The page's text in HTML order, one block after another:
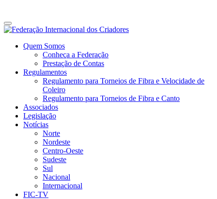
Site da Federação Internacional dos Criadores de Pássaros
Quem Somos
Conheça a Federação
Prestação de Contas
Regulamentos
Regulamento para Torneios de Fibra e Velocidade de
Coleiro
Regulamento para Torneios de Fibra e Canto
Associados
Legislação
Notícias
Norte
Nordeste
Centro-Oeste
Sudeste
Sul
Nacional
Internacional
FIC-TV